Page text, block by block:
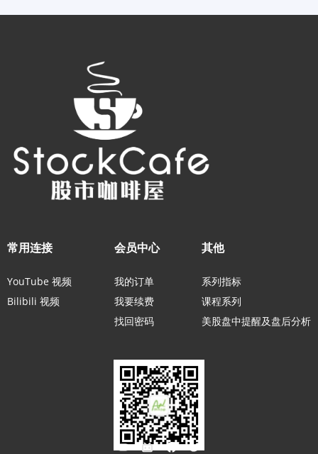
常用连接
YouTube 视频
Bilibili 视频
会员中心
我的订单
我要续费
找回密码
其他
系列指标
课程系列
美股盘中提醒及盘后分析